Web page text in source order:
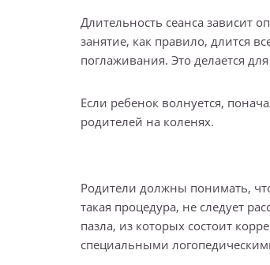
Длительность сеанса зависит
занятие, как правило, длится
поглаживания. Это делается
Если ребенок волнуется,
родителей на коленях.
Родители должны понимать,
такая процедура, не следует
пазла, из которых состоит
специальными